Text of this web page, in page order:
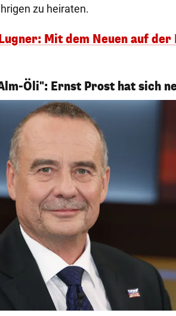
zu heiraten.
Mit dem Neuen auf der
Öli": Ernst Prost hat sich